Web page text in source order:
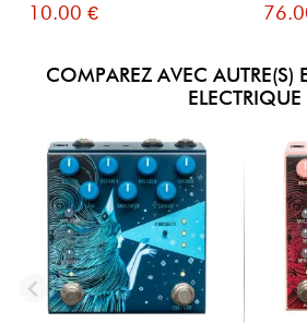
10.00 €
COMPAREZ AVEC AUTRE(S)
ELECTRIQUE